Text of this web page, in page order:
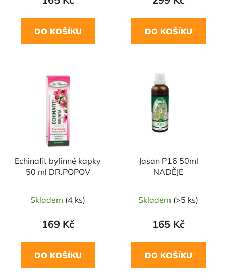
DO KOŠÍKU DO KOŠÍKU
Echinafit bylinné kapky
50 ml DR.POPOV
Skladem (4 ks)
169 Kč
DO KOŠÍKU
Jasan P16 50ml
NADĚJE
Skladem (>5 ks)
165 Kč
DO KOŠÍKU